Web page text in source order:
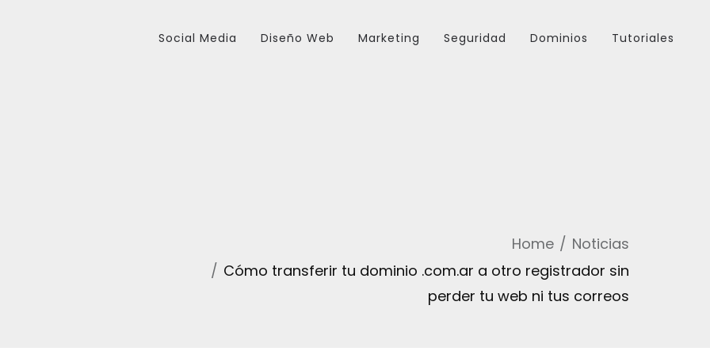
Social Media Diseño Web Marketing Seguridad Dominios Tutoriales
Home
Noticias
Cómo transferir tu dominio .com.ar a otro registrador sin
perder tu web ni tus correos